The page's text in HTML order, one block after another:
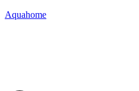
Aquahome